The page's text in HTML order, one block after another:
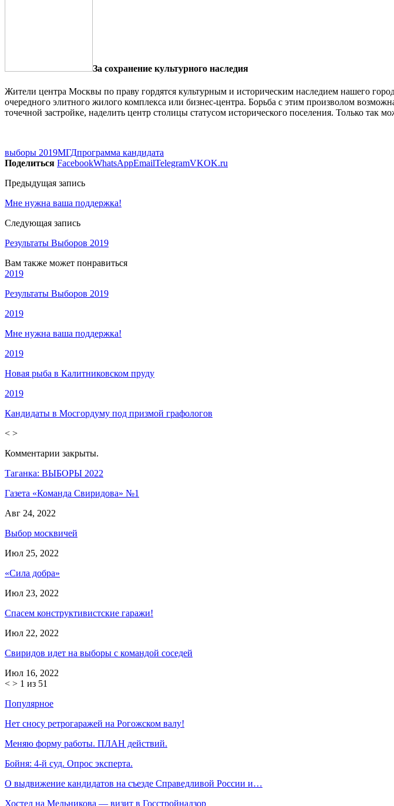
За сохранение культурного наследия
Жители центра Москвы по праву гордятся культурным и историческим наследием нашего
очередного элитного жилого комплекса или бизнес-центра. Борьба с этим произволом
точечной застройке, наделить центр столицы статусом исторического поселения. Только
выборы 2019МГДпрограмма кандидата
Поделиться FacebookWhatsAppEmailTelegramVKOK.ru
Предыдущая запись
Мне нужна ваша поддержка!
Следующая запись
Результаты Выборов 2019
Вам также может понравиться
2019
Результаты Выборов 2019
2019
Мне нужна ваша поддержка!
2019
Новая рыба в Калитниковском пруду
2019
Кандидаты в Мосгордуму под призмой графологов
< >
Комментарии закрыты.
Таганка: ВЫБОРЫ 2022
Газета «Команда Свиридова» №1
Авг 24, 2022
Выбор москвичей
Июл 25, 2022
«Сила добра»
Июл 23, 2022
Спасем конструктивистские гаражи!
Июл 22, 2022
Свиридов идет на выборы с командой соседей
Июл 16, 2022
< > 1 из 51
Популярное
Нет сносу ретрогаражей на Рогожском валу!
Меняю форму работы. ПЛАН действий.
Бойня: 4-й суд. Опрос эксперта.
О выдвижение кандидатов на съезде Справедливой России и…
Хостел на Мельникова — визит в Госстройнадзор